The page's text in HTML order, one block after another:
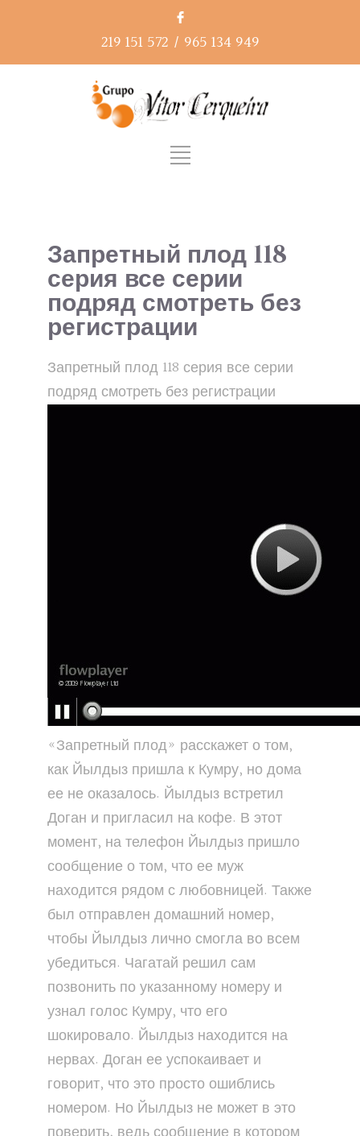
219 151 572 / 965 134 949
Запретный плод 118
серия все серии
подряд смотреть без
регистрации
Запретный плод 118 серия все серии
подряд смотреть без регистрации
«Запретный плод» расскажет о том,
как Йылдыз пришла к Кумру, но дома
ее не оказалось. Йылдыз встретил
Доган и пригласил на кофе. В этот
момент, на телефон Йылдыз пришло
сообщение о том, что ее муж
находится рядом с любовницей. Также
был отправлен домашний номер,
чтобы Йылдыз лично смогла во всем
убедиться. Чагатай решил сам
позвонить по указанному номеру и
узнал голос Кумру, что его
шокировало. Йылдыз находится на
нервах. Доган ее успокаивает и
говорит, что это просто ошиблись
номером. Но Йылдыз не может в это